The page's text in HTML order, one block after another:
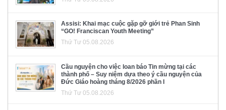
Assisi: Khai mạc cuộc gặp gỡ giới trẻ Phan Sinh
“GO! Franciscan Youth Meeting”
Thứ Tư 05.08.2026
Cầu nguyện cho việc loan báo Tin mừng tại các
thành phố – Suy niệm dựa theo ý cầu nguyện của
Đức Giáo hoàng tháng 8/2026 phần I
Thứ Tư 05.08.2026